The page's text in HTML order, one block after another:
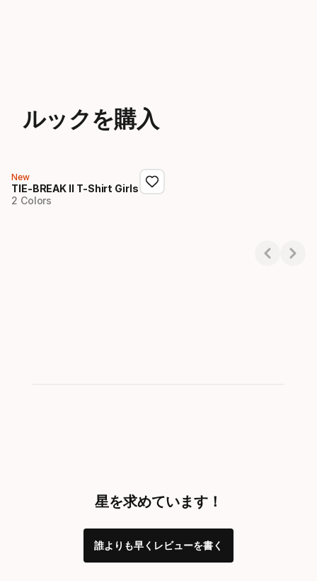
ルックを購入
New
TIE-BREAK II T-Shirt Girls
2 Colors
星を求めています！
誰よりも早くレビューを書く